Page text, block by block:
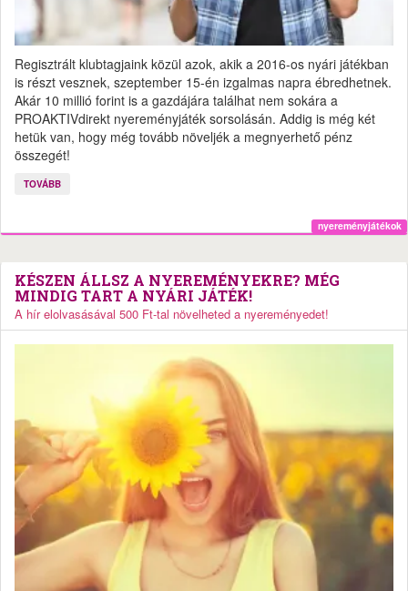
Regisztrált klubtagjaink közül azok, akik a 2016-os nyári játékban
is részt vesznek, szeptember 15-én izgalmas napra ébredhetnek.
Akár 10 millió forint is a gazdájára találhat nem sokára a
PROAKTIVdirekt nyereményjáték sorsolásán. Addig is még két
hetük van, hogy még tovább növeljék a megnyerhető pénz
összegét!
TOVÁBB
nyereményjátékok
KÉSZEN ÁLLSZ A NYEREMÉNYEKRE? MÉG
MINDIG TART A NYÁRI JÁTÉK!
A hír elolvasásával 500 Ft-tal növelheted a nyereményedet!